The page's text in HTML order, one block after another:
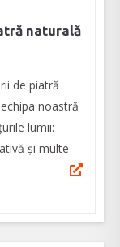
naturală
de piatră
noastră
lumii:
și multe